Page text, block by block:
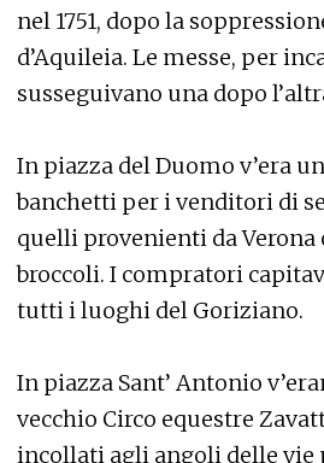
nel 1751, dopo la
d’Aquileia. Le messe, per
susseguivano una dopo
In piazza del Duomo v’era
banchetti per i venditori di
quelli provenienti da Verona
broccoli. I compratori
tutti i luoghi del Goriziano.
In piazza Sant’ Antonio
vecchio Circo equestre
incollati agli angoli delle vie